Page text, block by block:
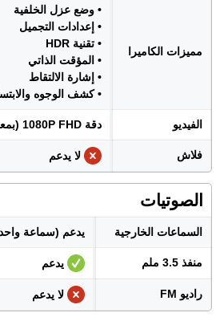
مميزات الكاميرا
• وضع عزل الخلفية
• إعدادات التجميل
• تقنية HDR
• المؤقت الذاتي
• إشارة الالتقاط
• كشف الوجوه
الفيديو دقة 1080P FHD (بمعدل 30 إطار)
فلاش لا يدعم
الصوتيات
السماعات الخارجية يدعم (سماعة
منفذ 3.5 ملم يدعم
راديو FM لا يدعم